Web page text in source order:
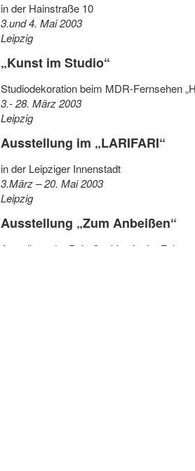
in der Hainstraße 10
3.und 4. Mai 2003
Leipzig
„Kunst im Studio“
Studiodekoration beim MDR-Fernsehen
3.- 28. März 2003
Leipzig
Ausstellung im „LARIFARI“
in der Leipziger Innenstadt
3.März – 20. Mai 2003
Leipzig
Ausstellung „Zum Anbeißen“
Austellung der PaintCookies in der